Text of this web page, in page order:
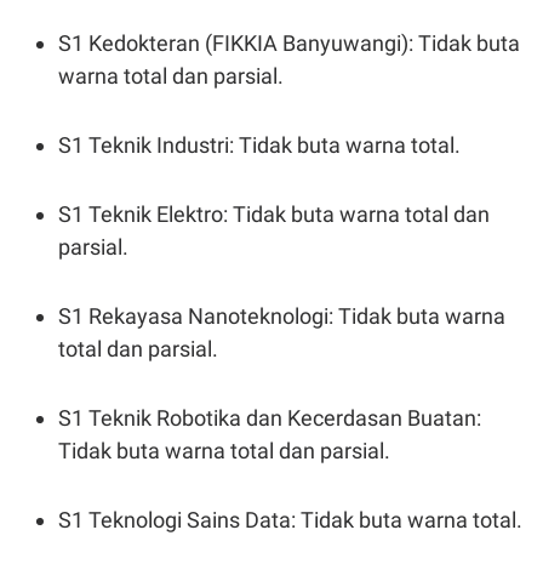
S1 Kedokteran (FIKKIA Banyuwangi): Tidak buta
warna total dan parsial.
S1 Teknik Industri: Tidak buta warna total.
S1 Teknik Elektro: Tidak buta warna total dan
parsial.
S1 Rekayasa Nanoteknologi: Tidak buta warna
total dan parsial.
S1 Teknik Robotika dan Kecerdasan Buatan:
Tidak buta warna total dan parsial.
S1 Teknologi Sains Data: Tidak buta warna total.